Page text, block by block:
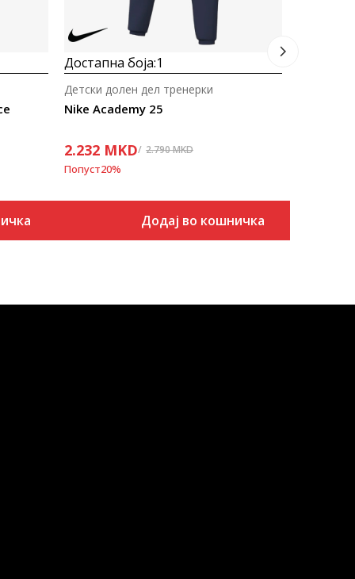
Достапна боја:1
Nike Academy 25
Детски долен дел тренерки
2.232 MKD 2.790MKD
Попуст20%
Додај во кошничка